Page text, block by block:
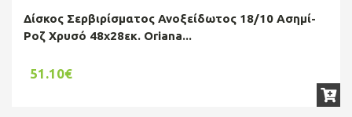
Δίσκος Σερβιρίσματος Ανοξείδωτος 18/10 Ασημί-
Ροζ Χρυσό 48x28εκ. Oriana...
51.10€